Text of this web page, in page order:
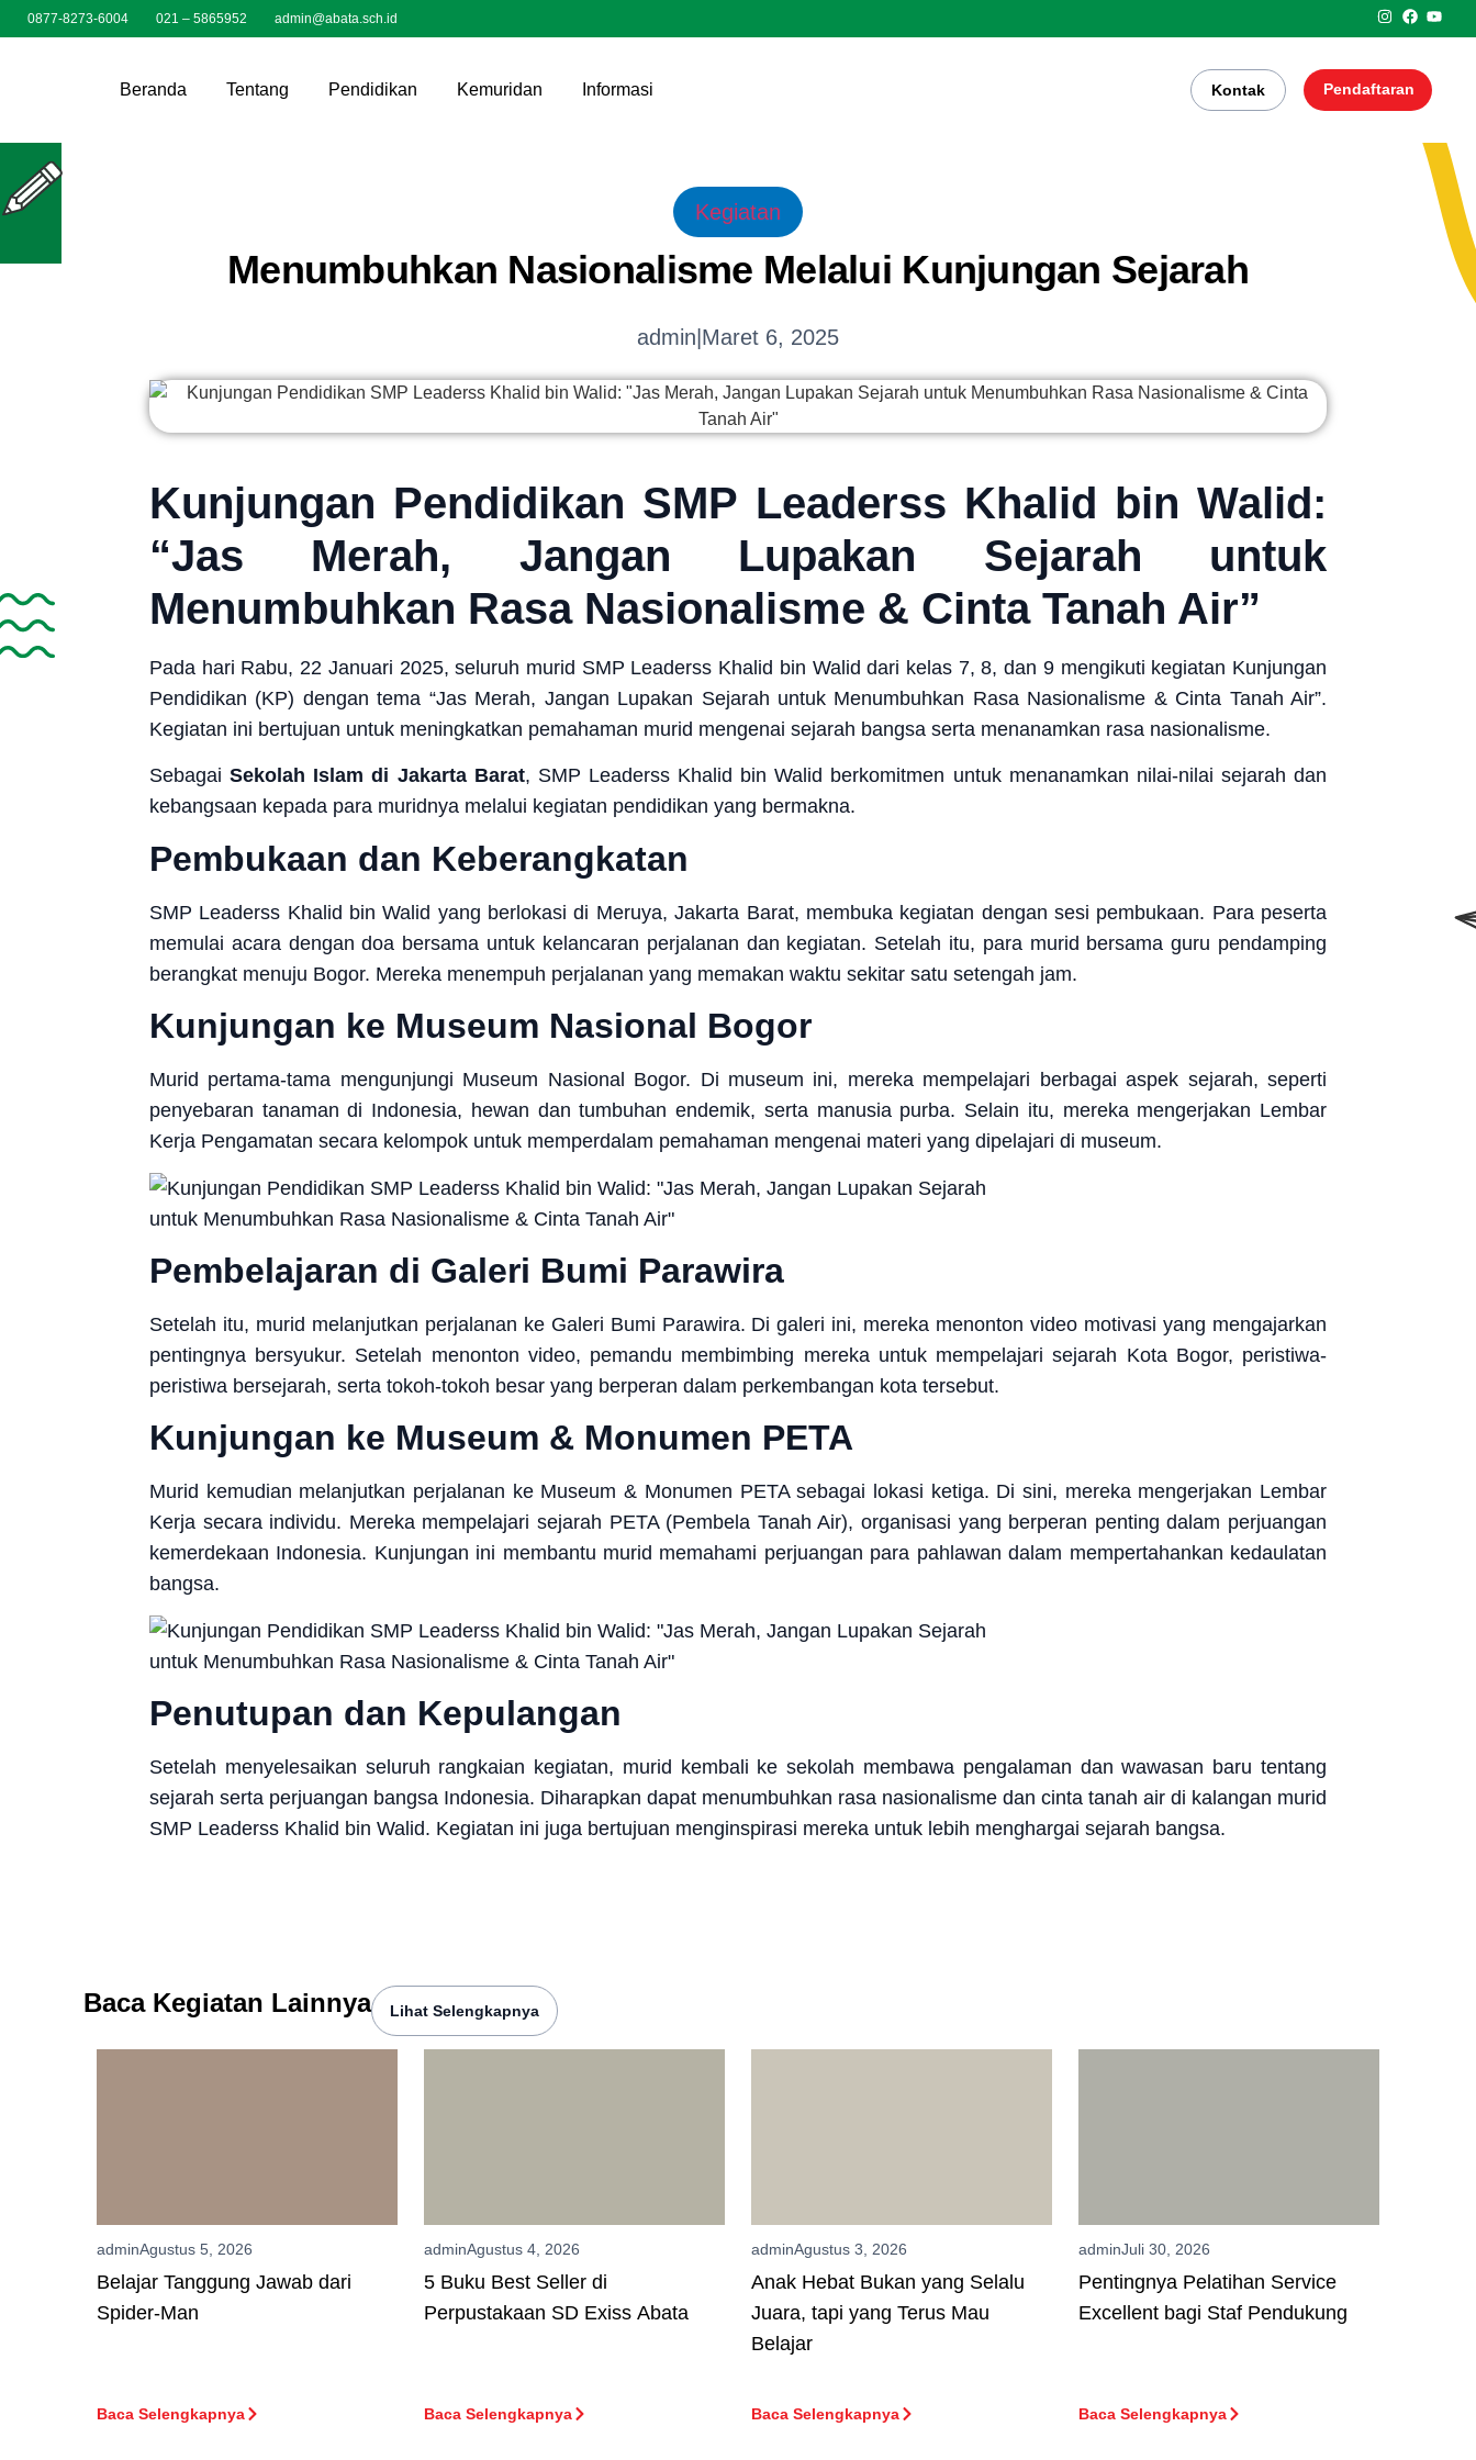
0877-8273-6004 021 – 5865952 admin@abata.sch.id
Beranda Tentang Pendidikan Kemuridan Informasi Kontak Pendaftaran
Kegiatan
Menumbuhkan Nasionalisme Melalui Kunjungan Sejarah
admin Maret 6, 2025
Kunjungan Pendidikan SMP Leaderss Khalid bin Walid:
“Jas Merah, Jangan Lupakan Sejarah untuk
Menumbuhkan Rasa Nasionalisme & Cinta Tanah Air”
Pada hari Rabu, 22 Januari 2025, seluruh murid SMP Leaderss Khalid bin Walid dari kelas 7, 8, dan 9 mengikuti kegiatan Kunjungan
Pendidikan (KP) dengan tema “Jas Merah, Jangan Lupakan Sejarah untuk Menumbuhkan Rasa Nasionalisme & Cinta Tanah Air”.
Kegiatan ini bertujuan untuk meningkatkan pemahaman murid mengenai sejarah bangsa serta menanamkan rasa nasionalisme.
SebagaiSekolah Islam di Jakarta Barat, SMP Leaderss Khalid bin Walid berkomitmen untuk menanamkan nilai-nilai sejarah dan
kebangsaan kepada para muridnya melalui kegiatan pendidikan yang bermakna.
Pembukaan dan Keberangkatan
SMP Leaderss Khalid bin Walid yang berlokasi di Meruya, Jakarta Barat, membuka kegiatan dengan sesi pembukaan. Para peserta
memulai acara dengan doa bersama untuk kelancaran perjalanan dan kegiatan. Setelah itu, para murid bersama guru pendamping
berangkat menuju Bogor. Mereka menempuh perjalanan yang memakan waktu sekitar satu setengah jam.
Kunjungan ke Museum Nasional Bogor
Murid pertama-tama mengunjungi Museum Nasional Bogor. Di museum ini, mereka mempelajari berbagai aspek sejarah, seperti
penyebaran tanaman di Indonesia, hewan dan tumbuhan endemik, serta manusia purba. Selain itu, mereka mengerjakan Lembar
Kerja Pengamatan secara kelompok untuk memperdalam pemahaman mengenai materi yang dipelajari di museum.
Pembelajaran di Galeri Bumi Parawira
Setelah itu, murid melanjutkan perjalanan ke Galeri Bumi Parawira. Di galeri ini, mereka menonton video motivasi yang mengajarkan
pentingnya bersyukur. Setelah menonton video, pemandu membimbing mereka untuk mempelajari sejarah Kota Bogor, peristiwa-
peristiwa bersejarah, serta tokoh-tokoh besar yang berperan dalam perkembangan kota tersebut.
Kunjungan ke Museum & Monumen PETA
Murid kemudian melanjutkan perjalanan ke Museum & Monumen PETA sebagai lokasi ketiga. Di sini, mereka mengerjakan Lembar
Kerja secara individu. Mereka mempelajari sejarah PETA (Pembela Tanah Air), organisasi yang berperan penting dalam perjuangan
kemerdekaan Indonesia. Kunjungan ini membantu murid memahami perjuangan para pahlawan dalam mempertahankan kedaulatan
bangsa.
Penutupan dan Kepulangan
Setelah menyelesaikan seluruh rangkaian kegiatan, murid kembali ke sekolah membawa pengalaman dan wawasan baru tentang
sejarah serta perjuangan bangsa Indonesia. Diharapkan dapat menumbuhkan rasa nasionalisme dan cinta tanah air di kalangan murid
SMP Leaderss Khalid bin Walid. Kegiatan ini juga bertujuan menginspirasi mereka untuk lebih menghargai sejarah bangsa.
Baca Kegiatan Lainnya Lihat Selengkapnya
adminAgustus 5, 2026
Belajar Tanggung Jawab dari
Spider-Man
Baca Selengkapnya
adminAgustus 4, 2026
5 Buku Best Seller di
Perpustakaan SD Exiss Abata
Baca Selengkapnya
adminAgustus 3, 2026
Anak Hebat Bukan yang Selalu
Juara, tapi yang Terus Mau
Belajar
Baca Selengkapnya
adminJuli 30, 2026
Pentingnya Pelatihan Service
Excellent bagi Staf Pendukung
Baca Selengkapnya